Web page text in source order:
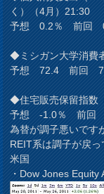
く）（4月）21:30
予想 0.2％ 前回
◆ミシガン大学消費
予想 72.4 前回
◆住宅販売保留指数
予想 -1.0％ 前回
為替が調子悪いです
REIT系は調子が戻
米国
・Dow Jones